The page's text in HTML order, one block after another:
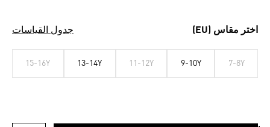
اختر مقاس (EU) جدول القياسات
7-8Y
9-10Y
11-12Y
13-14Y
15-16Y